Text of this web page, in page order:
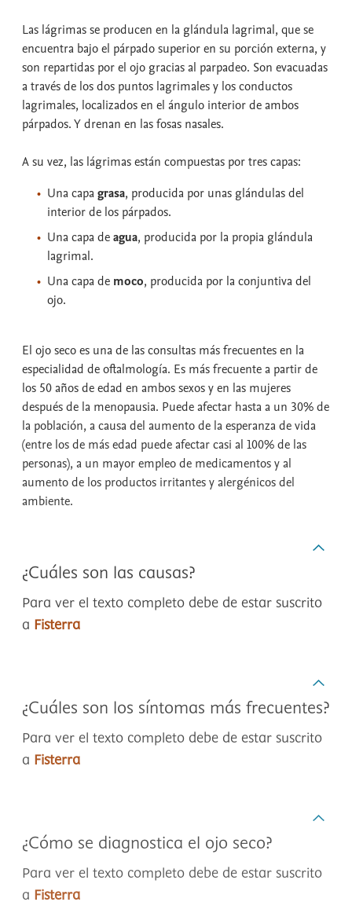
Las lágrimas se producen en la glándula lagrimal, que se
encuentra bajo el párpado superior en su porción externa, y
son repartidas por el ojo gracias al parpadeo. Son evacuadas
a través de los dos puntos lagrimales y los conductos
lagrimales, localizados en el ángulo interior de ambos
párpados. Y drenan en las fosas nasales.
A su vez, las lágrimas están compuestas por tres capas:
Una capagrasa, producida por unas glándulas del
interior de los párpados.
Una capa deagua, producida por la propia glándula
lagrimal.
Una capa de moco, producida por la conjuntiva del
ojo.
El ojo seco es una de las consultas más frecuentes en la
especialidad de oftalmología. Es más frecuente a partir de
los 50 años de edad en ambos sexos y en las mujeres
después de la menopausia. Puede afectar hasta a un 30% de
la población, a causa del aumento de la esperanza de vida
(entre los de más edad puede afectar casi al 100% de las
personas), a un mayor empleo de medicamentos y al
aumento de los productos irritantes y alergénicos del
ambiente.
¿Cuáles son las causas?
Para ver el texto completo debe de estar suscrito
a Fisterra
¿Cuáles son los síntomas más frecuentes?
Para ver el texto completo debe de estar suscrito
a Fisterra
¿Cómo se diagnostica el ojo seco?
Para ver el texto completo debe de estar suscrito
a Fisterra